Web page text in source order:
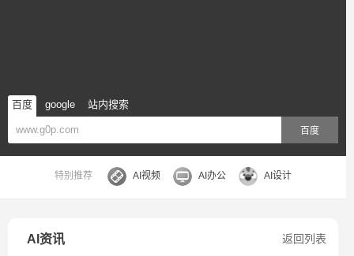
百度 google 站内搜索
百度
特别推荐 AI视频 AI办公 AI设计
返回列表
AI资讯